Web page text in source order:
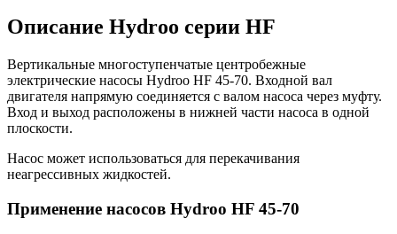
Описание Hydroo серии HF
Вертикальные многоступенчатые центробежные
электрические насосы Hydroo HF 45-70. Входной вал
двигателя напрямую соединяется с валом насоса через муфту.
Вход и выход расположены в нижней части насоса в одной
плоскости.
Насос может использоваться для перекачивания
неагрессивных жидкостей.
Применение насосов Hydroo HF 45-70